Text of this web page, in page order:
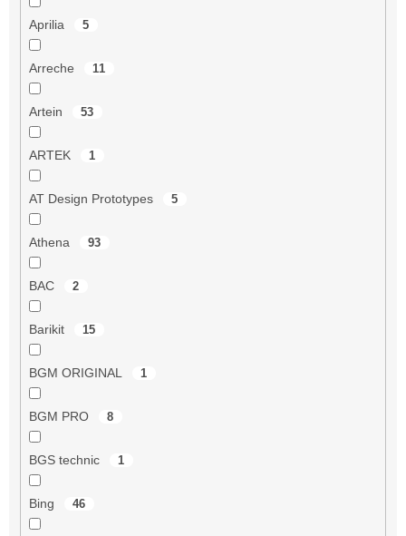
Aprilia 5
Arreche 11
Artein 53
ARTEK 1
AT Design Prototypes 5
Athena 93
BAC 2
Barikit 15
BGM ORIGINAL 1
BGM PRO 8
BGS technic 1
Bing 46